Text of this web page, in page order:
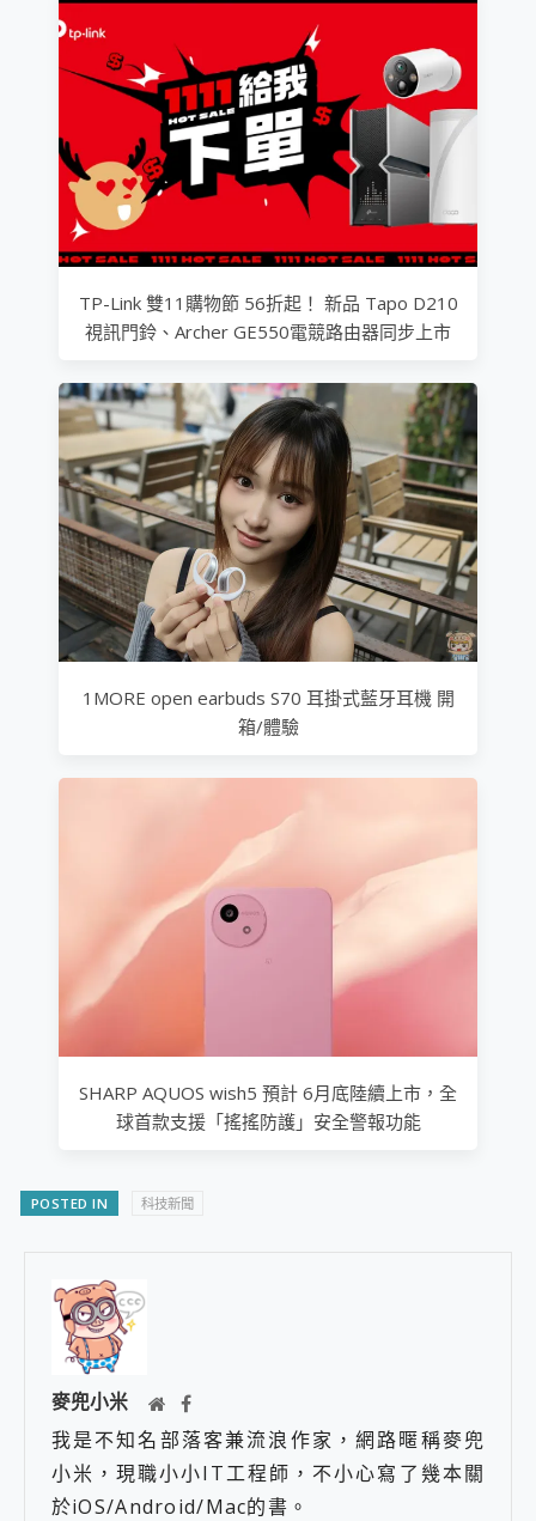
TP-Link 雙11購物節 56折起！ 新品 Tapo D210
視訊門鈴、Archer GE550電競路由器同步上市
1MORE open earbuds S70 耳掛式藍牙耳機 開
箱/體驗
SHARP AQUOS wish5 預計 6月底陸續上市，全
球首款支援「搖搖防護」安全警報功能
POSTED IN 科技新聞
麥兜小米
我是不知名部落客兼流浪作家，網路暱稱麥兜
小米，現職小小IT工程師，不小心寫了幾本關
於iOS/Android/Mac的書。